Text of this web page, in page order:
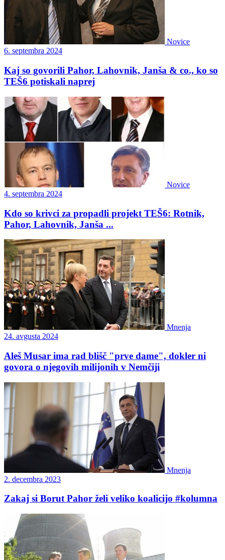
Novice
6. septembra 2024
Kaj so govorili Pahor, Lahovnik, Janša & co., ko so
TEŠ6 potiskali naprej
Novice
4. septembra 2024
Kdo so krivci za propadli projekt TEŠ6: Rotnik,
Pahor, Lahovnik, Janša ...
Mnenja
24. avgusta 2024
Aleš Musar ima rad blišč "prve dame", dokler ni
govora o njegovih milijonih v Nemčiji
Mnenja
2. decembra 2023
Zakaj si Borut Pahor želi veliko koalicijo #kolumna